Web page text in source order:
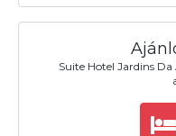
Suite Hotel Jardins